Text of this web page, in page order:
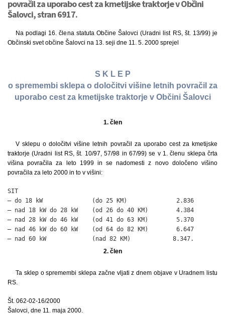
povračil za uporabo cest za kmetijske traktorje v Občini
Šalovci, stran 6917.
Na podlagi 16. člena statuta Občine Šalovci (Uradni list RS, št. 13/99) je
Občinski svet občine Šalovci na 13. seji dne 11. 5. 2000 sprejel
S K L E P
o spremembi sklepa o določitvi višine letnih povračil za
uporabo cest za kmetijske traktorje v Občini Šalovci
1. člen
V sklepu o določitvi višine letnih povračil za uporabo cest za kmetijske
traktorje (Uradni list RS, št. 10/97, 57/98 in 67/99) se v 1. členu sklepa črta
višina povračila za leto 1999 in se nadomesti z novo določeno višino
povračila za leto 2000 in to v višini:
SIT
– do 18 kW              (do 25 KM)              2.836
– nad 18 kW do 28 kW    (od 26 do 40 KM)        4.384
– nad 28 kW do 46 kW    (od 41 do 63 KM)        5.370
– nad 46 kW do 60 kW    (od 64 do 82 KM)        6.647
– nad 60 kW             (nad 82 KM)            8.347.
2. člen
Ta sklep o spremembi sklepa začne vljati z dnem objave v Uradnem listu
RS.
Št. 062-02-16/2000
Šalovci, dne 11. maja 2000.